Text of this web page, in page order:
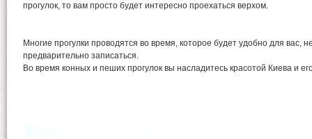
прогулок, то вам просто будет интересно проехаться верхом.
Многие прогулки проводятся во время, которое будет удобно для вас,
предварительно записаться.
Во время конных и пеших прогулок вы насладитесь красотой Киева и